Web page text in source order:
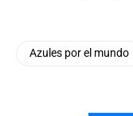
Azules por el mundo